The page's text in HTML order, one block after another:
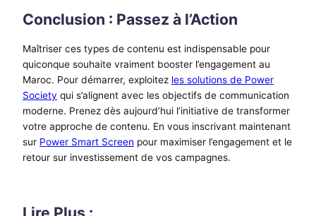
Conclusion : Passez à l’Action
Maîtriser ces types de contenu est indispensable pour
quiconque souhaite vraiment booster l’engagement au
Maroc. Pour démarrer, exploitez les solutions de Power
Society qui s’alignent avec les objectifs de communication
moderne. Prenez dès aujourd’hui l’initiative de transformer
votre approche de contenu. En vous inscrivant maintenant
sur Power Smart Screen pour maximiser l’engagement et le
retour sur investissement de vos campagnes.
Lire Plus :